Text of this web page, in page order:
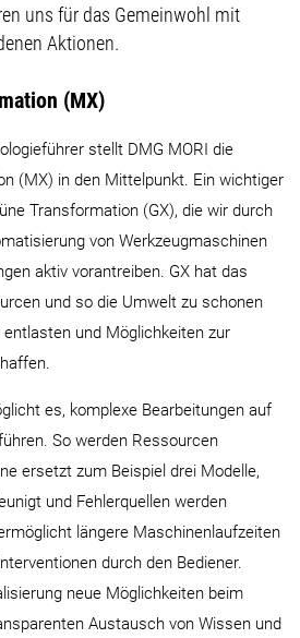
uns für das Gemeinwohl mit
Aktionen.
(MX)
stellt DMG MORI die
(MX) in den Mittelpunkt. Ein wichtiger
Transformation (GX), die wir durch
von Werkzeugmaschinen
aktiv vorantreiben. GX hat das
und so die Umwelt zu schonen
und Möglichkeiten zur
es, komplexe Bearbeitungen auf
So werden Ressourcen
ersetzt zum Beispiel drei Modelle,
und Fehlerquellen werden
längere Maschinenlaufzeiten
durch den Bediener.
neue Möglichkeiten beim
Austausch von Wissen und